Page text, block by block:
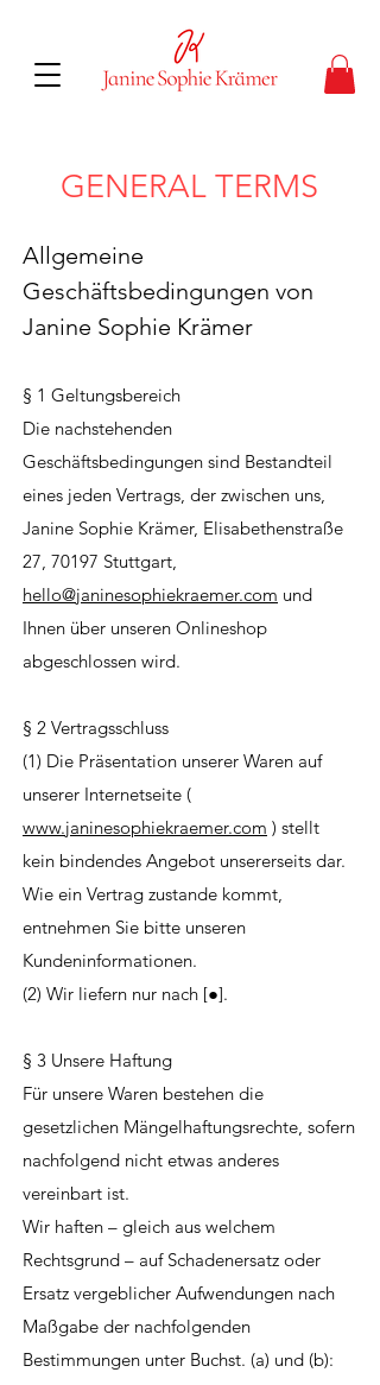
GENERAL TERMS
Allgemeine
Geschäftsbedingungen von
Janine Sophie Krämer
§ 1 Geltungsbereich
Die nachstehenden
Geschäftsbedingungen sind Bestandteil
eines jeden Vertrags, der zwischen uns,
Janine Sophie Krämer, Elisabethenstraße
27, 70197 Stuttgart,
hello@janinesophiekraemer.com und
Ihnen über unseren Onlineshop
abgeschlossen wird.
§ 2 Vertragsschluss
(1) Die Präsentation unserer Waren auf
unserer Internetseite (
www.janinesophiekraemer.com ) stellt
kein bindendes Angebot unsererseits dar.
Wie ein Vertrag zustande kommt,
entnehmen Sie bitte unseren
Kundeninformationen.
(2) Wir liefern nur nach [●].
§ 3 Unsere Haftung
Für unsere Waren bestehen die
gesetzlichen Mängelhaftungsrechte, sofern
nachfolgend nicht etwas anderes
vereinbart ist.
Wir haften – gleich aus welchem
Rechtsgrund – auf Schadenersatz oder
Ersatz vergeblicher Aufwendungen nach
Maßgabe der nachfolgenden
Bestimmungen unter Buchst. (a) und (b):